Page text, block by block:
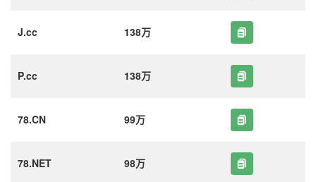
J.cc 138万
P.cc 138万
78.CN 99万
78.NET 98万